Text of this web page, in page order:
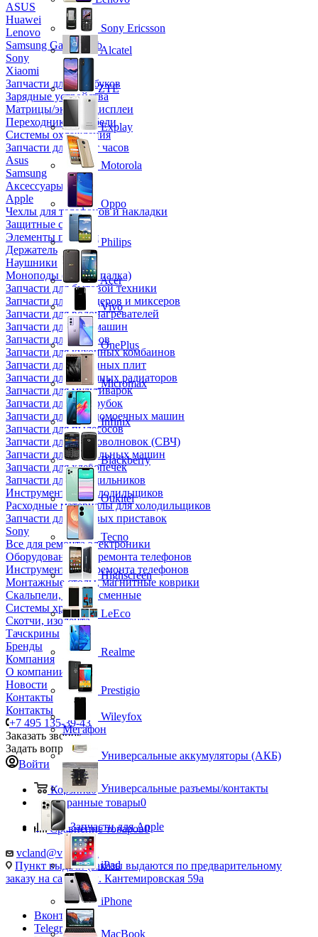
ASUS
Huawei
Lenovo
Samsung Galaxy Tab
Sony
Xiaomi
Запчасти для ноутбуков
Зарядные устройства
Матрицы/экраны/дисплеи
Переходники и кабели
Системы охлаждения
Запчасти для смарт часов
Asus
Samsung
Аксессуары
Apple
Чехлы для телефонов и накладки
Защитные стекла
Элементы питания
Держатель
Наушники
Моноподы (Селфи палка)
Запчасти для бытовой техники
Запчасти для блендеров и миксеров
Запчасти для водонагревателей
Запчасти для кофемашин
Запчасти для кулеров
Запчасти для кухонных комбаинов
Запчасти для кухонных плит
Запчасти для масляных радиаторов
Запчасти для мультиварок
Запчасти для мясорубок
Запчасти для посудомоечных машин
Запчасти для пылесосов
Запчасти для микроволновок (СВЧ)
Запчасти для стиральных машин
Запчасти для хлебопечек
Запчасти для холодильников
Инструмент для холодильщиков
Расходные материалы для холодильщиков
Запчасти для игровых приставок
Sony
Все для ремонта электроники
Оборудование для ремонта телефонов
Инструменты для ремонта телефонов
Монтажные столы, магнитные коврики
Скальпели, лезвия сменные
Системы хранения
Скотчи, изолента
Тачскрины
Бренды
Компания
О компании
Новости
Контакты
Контакты
+7 495 135-39-43
Заказать звонок
Задать вопрос
Войти
Корзина0
Избранные товары0
Сравнение товаров0
vcland@vcland.ru
Пункт выдачи (заказы выдаются по предварительному
заказу на сайте), ул. Кантемировская 59а
Вконтакте
Telegram
Sony Ericsson
Alcatel
ZTE
Explay
Motorola
Oppo
Philips
Acer
Vivo
OnePlus
Micromax
Infinix
Blackberry
Oukitel
Tecno
Highscreen
LeEco
Realme
Prestigio
Wileyfox
Мегафон
Универсальные аккумуляторы (АКБ)
Универсальные разъемы/контакты
Запчасти для Apple
iPad
iPhone
MacBook